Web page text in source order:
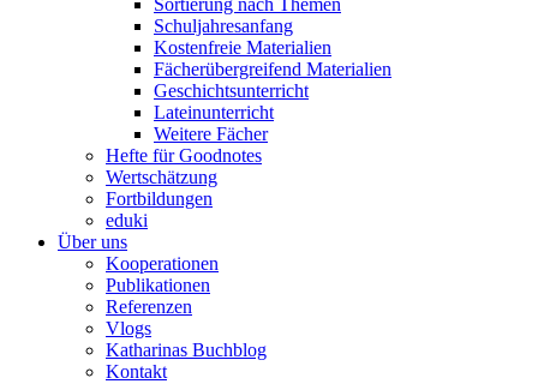
Sortierung nach Themen
Schuljahresanfang
Kostenfreie Materialien
Fächerübergreifend Materialien
Geschichtsunterricht
Lateinunterricht
Weitere Fächer
Hefte für Goodnotes
Wertschätzung
Fortbildungen
eduki
Über uns
Kooperationen
Publikationen
Referenzen
Vlogs
Katharinas Buchblog
Kontakt